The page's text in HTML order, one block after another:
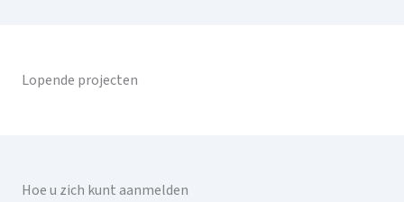
Lopende projecten
Hoe u zich kunt aanmelden